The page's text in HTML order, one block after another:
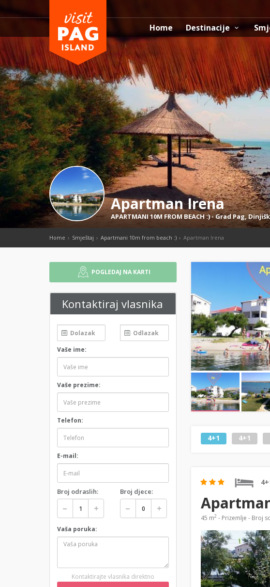
Home Destinacije
Apartman Irena
APARTMANI 10M FROM BEACH :)-Grad Pag,
Home Smještaj Apartmani 10m from beach :) Apartman Irena
POGLEDAJ NA KARTI
Kontaktiraj vlasnika
Vaše ime:
Vaše prezime:
Telefon:
E-mail:
Broj odraslih: Broj djece:
Vaša poruka:
Kontaktirajte vlasnika direktno
4+1 4+1
45 m2 - Prizemlje - Broj